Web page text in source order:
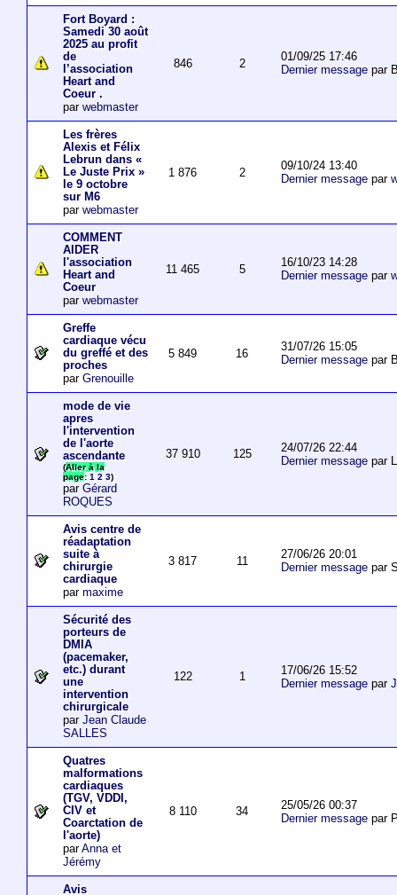
Fort Boyard :
Samedi 30 août
2025 au profit
de
l’association
Heart and
Coeur .
par webmaster
846 2
01/09/25 17:46
Dernier messagepar
Les frères
Alexis et Félix
Lebrun dans «
Le Juste Prix »
le 9 octobre
sur M6
par webmaster
1 876 2
09/10/24 13:40
Dernier messagepar
COMMENT
AIDER
l'association
Heart and
Coeur
par webmaster
11 465 5
16/10/23 14:28
Dernier messagepar
Greffe
cardiaque vécu
du greffé et des
proches
par Grenouille
5 849 16
31/07/26 15:05
Dernier messagepar
mode de vie
apres
l'intervention
de l'aorte
ascendante
(Aller à la
page: 1 2 3)
par Gérard
ROQUES
37 910 125
24/07/26 22:44
Dernier messagepar
Avis centre de
réadaptation
suite à
chirurgie
cardiaque
par maxime
3 817 11
27/06/26 20:01
Dernier messagepar
Sécurité des
porteurs de
DMIA
(pacemaker,
etc.) durant
une
intervention
chirurgicale
par Jean Claude
SALLES
122 1
17/06/26 15:52
Dernier messagepar
Quatres
malformations
cardiaques
(TGV, VDDI,
CIV et
Coarctation de
l'aorte)
parAnna et
Jérémy
8 110 34
25/05/26 00:37
Dernier messagepar
Avis